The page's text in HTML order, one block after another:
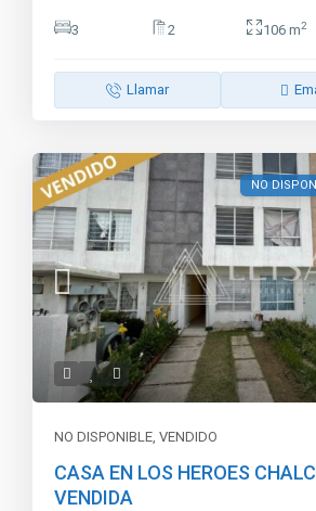
3 2 106 m2
Llamar
NO
NO DISPONIBLE,VENDIDO
CASA EN LOS HEROES
VENDIDA